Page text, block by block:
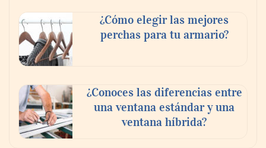
¿Cómo elegir las mejores
perchas para tu armario?
¿Conoces las diferencias entre
una ventana estándar y una
ventana híbrida?